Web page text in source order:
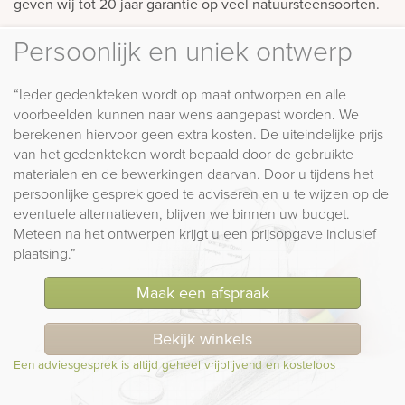
Persoonlijk en uniek ontwerp
“Ieder gedenkteken wordt op maat ontworpen en alle
voorbeelden kunnen naar wens aangepast worden. We
berekenen hiervoor geen extra kosten. De uiteindelijke prijs
van het gedenkteken wordt bepaald door de gebruikte
materialen en de bewerkingen daarvan. Door u tijdens het
persoonlijke gesprek goed te adviseren en u te wijzen op de
eventuele alternatieven, blijven we binnen uw budget.
Meteen na het ontwerpen krijgt u een prijsopgave inclusief
plaatsing.”
Maak een afspraak
Bekijk winkels
Een adviesgesprek is altijd geheel vrijblijvend en kosteloos